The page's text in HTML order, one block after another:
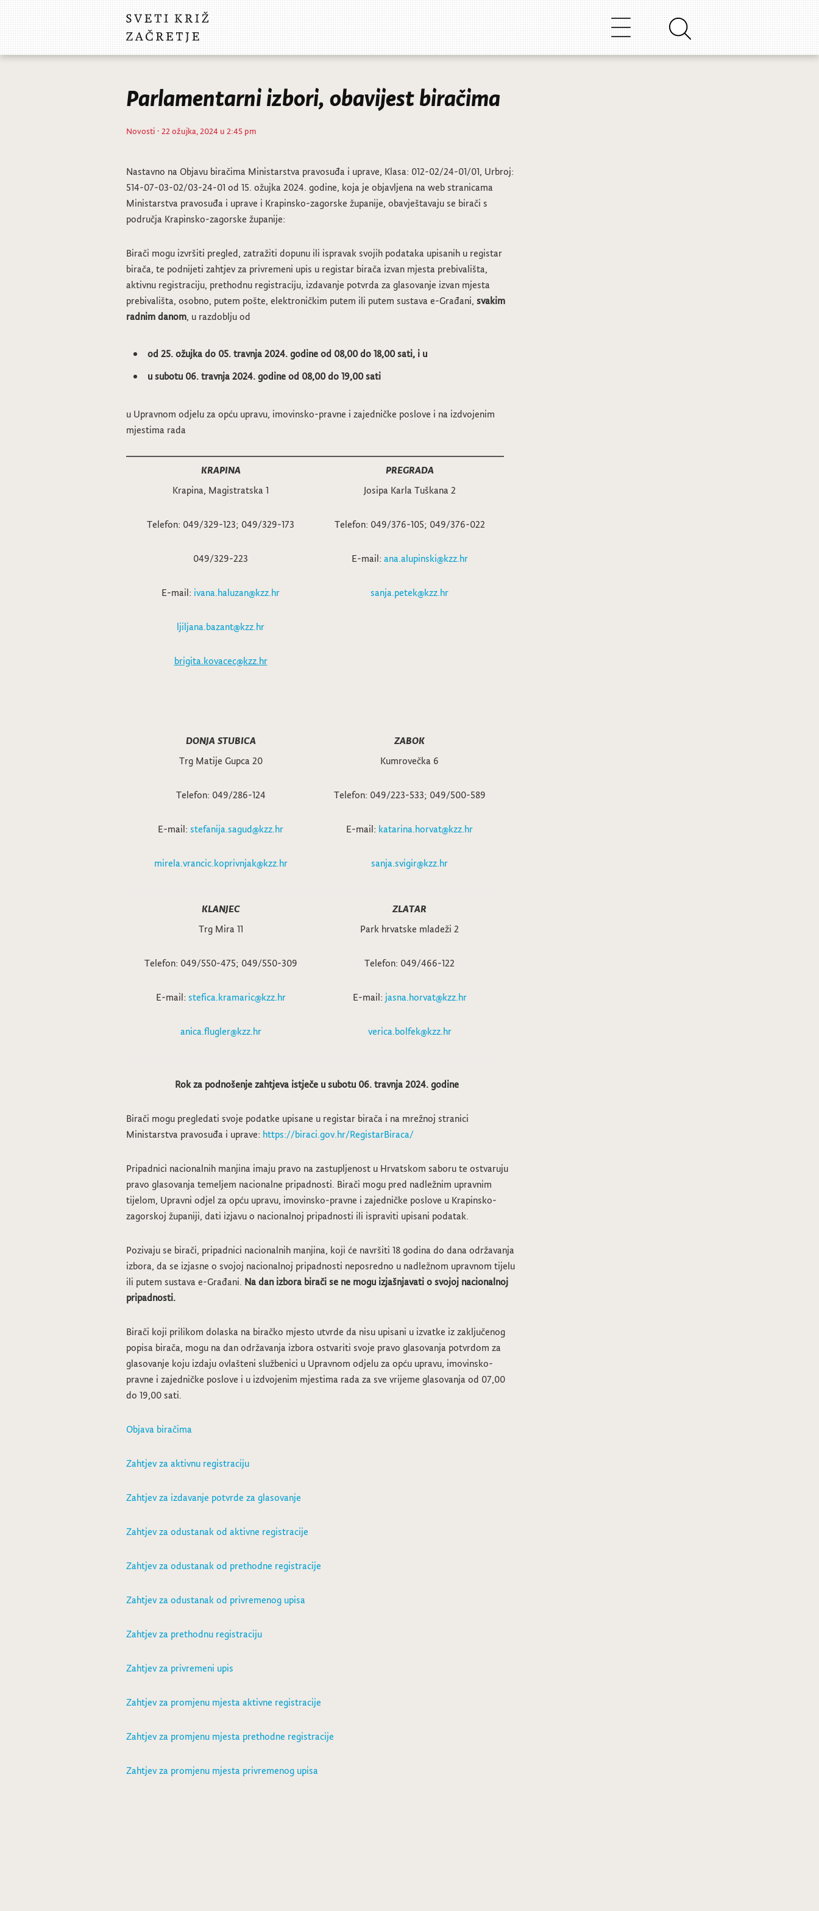
Parlamentarni izbori, obavijest biračima
Novosti · 22 ožujka, 2024 u 2:45 pm
Nastavno na Objavu biračima Ministarstva pravosuđa i uprave, Klasa: 012-02/24-01/01, Urbroj:
514-07-03-02/03-24-01 od 15. ožujka 2024. godine, koja je objavljena na web stranicama
Ministarstva pravosuđa i uprave i Krapinsko-zagorske županije, obavještavaju se birači s
područja Krapinsko-zagorske županije:
Birači mogu izvršiti pregled, zatražiti dopunu ili ispravak svojih podataka upisanih u registar
birača, te podnijeti zahtjev za privremeni upis u registar birača izvan mjesta prebivališta,
aktivnu registraciju, prethodnu registraciju, izdavanje potvrda za glasovanje izvan mjesta
prebivališta, osobno, putem pošte, elektroničkim putem ili putem sustava e-Građani, svakim
radnim danom, u razdoblju od
od 25. ožujka do 05. travnja 2024. godine od 08,00 do 18,00 sati, i u
u subotu 06. travnja 2024. godine od 08,00 do 19,00 sati
u Upravnom odjelu za opću upravu, imovinsko-pravne i zajedničke poslove i na izdvojenim
mjestima rada
KRAPINA
Krapina, Magistratska 1
Telefon: 049/329-123; 049/329-173
049/329-223
E-mail: ivana.haluzan@kzz.hr
ljiljana.bazant@kzz.hr
brigita.kovacec@kzz.hr
PREGRADA
Josipa Karla Tuškana 2
Telefon: 049/376-105; 049/376-022
E-mail: ana.alupinski@kzz.hr
sanja.petek@kzz.hr
DONJA STUBICA
Trg Matije Gupca 20
Telefon: 049/286-124
E-mail: stefanija.sagud@kzz.hr
mirela.vrancic.koprivnjak@kzz.hr
ZABOK
Kumrovečka 6
Telefon: 049/223-533; 049/500-589
E-mail: katarina.horvat@kzz.hr
sanja.svigir@kzz.hr
KLANJEC
Trg Mira 11
Telefon: 049/550-475; 049/550-309
E-mail: stefica.kramaric@kzz.hr
anica.flugler@kzz.hr
ZLATAR
Park hrvatske mladeži 2
Telefon: 049/466-122
E-mail: jasna.horvat@kzz.hr
verica.bolfek@kzz.hr
Rok za podnošenje zahtjeva istječe usubotu 06. travnja 2024. godine
Birači mogu pregledati svoje podatke upisane u registar birača i na mrežnoj stranici
Ministarstva pravosuđa i uprave: https://biraci.gov.hr/RegistarBiraca/
Pripadnici nacionalnih manjina imaju pravo na zastupljenost u Hrvatskom saboru te ostvaruju
pravo glasovanja temeljem nacionalne pripadnosti. Birači mogu pred nadležnim upravnim
tijelom, Upravni odjel za opću upravu, imovinsko-pravne i zajedničke poslove u Krapinsko-
zagorskoj županiji, dati izjavu o nacionalnoj pripadnosti ili ispraviti upisani podatak.
Pozivaju se birači, pripadnici nacionalnih manjina, koji će navršiti 18 godina do dana održavanja
izbora, da se izjasne o svojoj nacionalnoj pripadnosti neposredno u nadležnom upravnom tijelu
ili putem sustava e-Građani. Na dan izbora birači se ne mogu izjašnjavati o svojoj nacionalnoj
pripadnosti.
Birači koji prilikom dolaska na biračko mjesto utvrde da nisu upisani u izvatke iz zaključenog
popisa birača, mogu na dan održavanja izbora ostvariti svoje pravo glasovanja potvrdom za
glasovanje koju izdaju ovlašteni službenici u Upravnom odjelu za opću upravu, imovinsko-
pravne i zajedničke poslove i u izdvojenim mjestima rada za sve vrijeme glasovanja od 07,00
do 19,00 sati.
Objava biračima
Zahtjev za aktivnu registraciju
Zahtjev za izdavanje potvrde za glasovanje
Zahtjev za odustanak od aktivne registracije
Zahtjev za odustanak od prethodne registracije
Zahtjev za odustanak od privremenog upisa
Zahtjev za prethodnu registraciju
Zahtjev za privremeni upis
Zahtjev za promjenu mjesta aktivne registracije
Zahtjev za promjenu mjesta prethodne registracije
Zahtjev za promjenu mjesta privremenog upisa